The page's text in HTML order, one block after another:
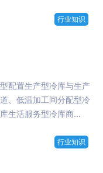
行业知识
配置生产型冷库与生产
、低温加工间分配型冷
生活服务型冷库商...
行业知识